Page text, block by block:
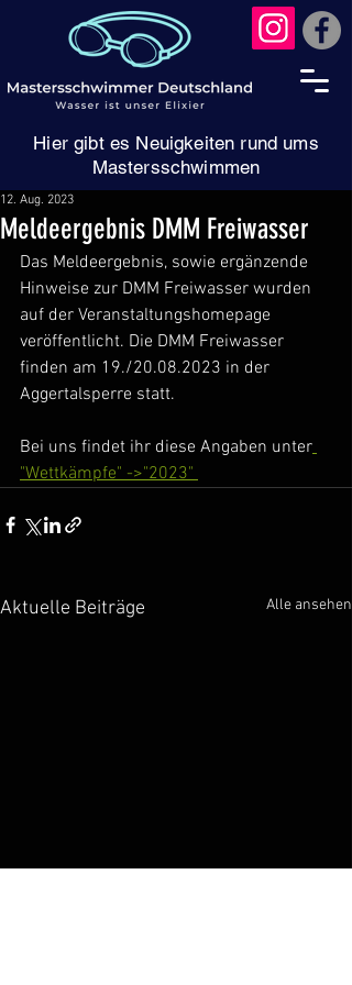
Hier gibt es Neuigkeiten rund ums
Mastersschwimmen
Meldeergebnis DMM Freiwasser
12. Aug. 2023
Das Meldeergebnis, sowie ergänzende
Hinweise zur DMM Freiwasser wurden
auf der Veranstaltungshomepage
veröffentlicht. Die DMM Freiwasser
finden am 19./20.08.2023 in der
Aggertalsperre statt.
Bei uns findet ihr diese Angaben unter
"Wettkämpfe" ->"2023"
Aktuelle Beiträge Alle ansehen